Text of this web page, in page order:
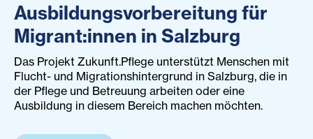
Ausbildungsvorbereitung für
Migrant:innen in Salzburg
Das Projekt Zukunft.Pflege unterstützt Menschen mit
Flucht- und Migrationshintergrund in Salzburg, die in
der Pflege und Betreuung arbeiten oder eine
Ausbildung in diesem Bereich machen möchten.